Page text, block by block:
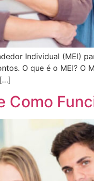
Individual (MEI)
O que é o MEI? O
Como